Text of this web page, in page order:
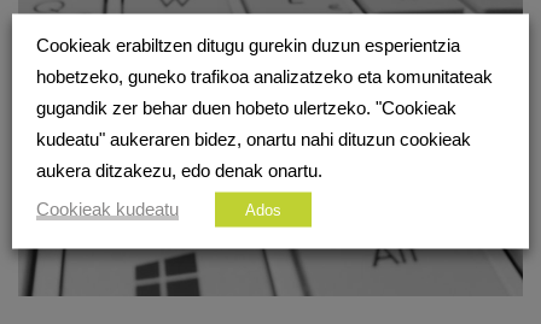
Cookieak erabiltzen ditugu gurekin duzun esperientzia
hobetzeko, guneko trafikoa analizatzeko eta komunitateak
gugandik zer behar duen hobeto ulertzeko. "Cookieak
kudeatu" aukeraren bidez, onartu nahi dituzun cookieak
aukera ditzakezu, edo denak onartu.
Cookieak kudeatu
Ados